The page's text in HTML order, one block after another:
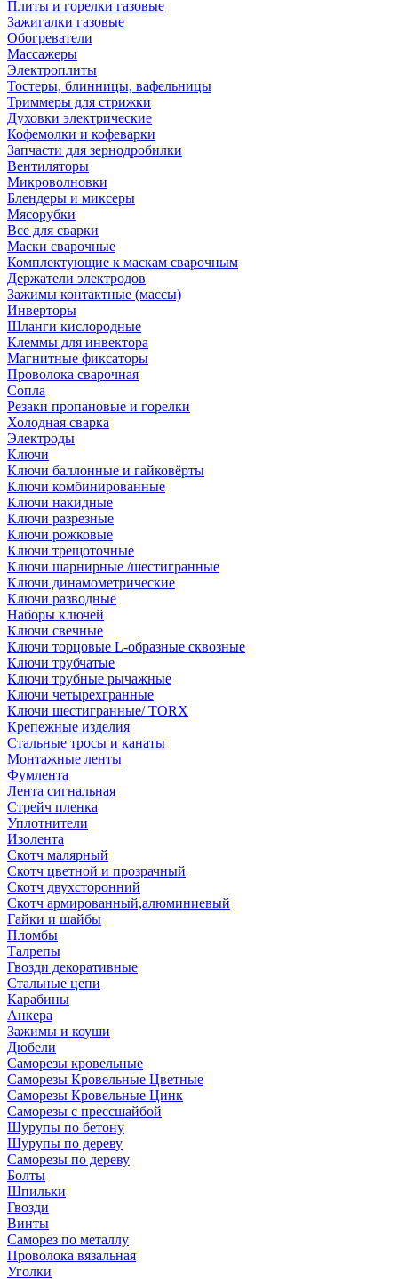
Плиты и горелки газовые
Зажигалки газовые
Обогреватели
Массажеры
Электроплиты
Тостеры, блинницы, вафельницы
Триммеры для стрижки
Духовки электрические
Кофемолки и кофеварки
Запчасти для зернодробилки
Вентиляторы
Микроволновки
Блендеры и миксеры
Мясорубки
Все для сварки
Маски сварочные
Комплектующие к маскам сварочным
Держатели электродов
Зажимы контактные (массы)
Инверторы
Шланги кислородные
Клеммы для инвектора
Магнитные фиксаторы
Проволока сварочная
Сопла
Резаки пропановые и горелки
Холодная сварка
Электроды
Ключи
Ключи баллонные и гайковёрты
Ключи комбинированные
Ключи накидные
Ключи разрезные
Ключи рожковые
Ключи трещоточные
Ключи шарнирные /шестигранные
Ключи динамометрические
Ключи разводные
Наборы ключей
Ключи свечные
Ключи торцовые L-образные сквозные
Ключи трубчатые
Ключи трубные рычажные
Ключи четырехгранные
Ключи шестигранные/ TORX
Крепежные изделия
Стальные тросы и канаты
Монтажные ленты
Фумлента
Лента сигнальная
Стрейч пленка
Уплотнители
Изолента
Скотч малярный
Скотч цветной и прозрачный
Скотч двухсторонний
Скотч армированный,алюминиевый
Гайки и шайбы
Пломбы
Талрепы
Гвозди декоративные
Стальные цепи
Карабины
Анкера
Зажимы и коуши
Дюбели
Саморезы кровельные
Саморезы Кровельные Цветные
Саморезы Кровельные Цинк
Саморезы с прессшайбой
Шурупы по бетону
Шурупы по дереву
Саморезы по дереву
Болты
Шпильки
Гвозди
Винты
Саморез по металлу
Проволока вязальная
Уголки